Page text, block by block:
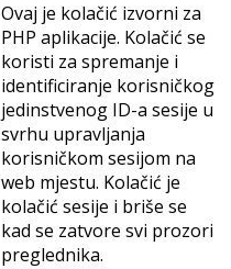
Ovaj je kolačić izvorni za
PHP aplikacije. Kolačić se
koristi za spremanje i
identificiranje korisničkog
jedinstvenog ID-a sesije u
svrhu upravljanja
korisničkom sesijom na
web mjestu. Kolačić je
kolačić sesije i briše se
kad se zatvore svi prozori
preglednika.